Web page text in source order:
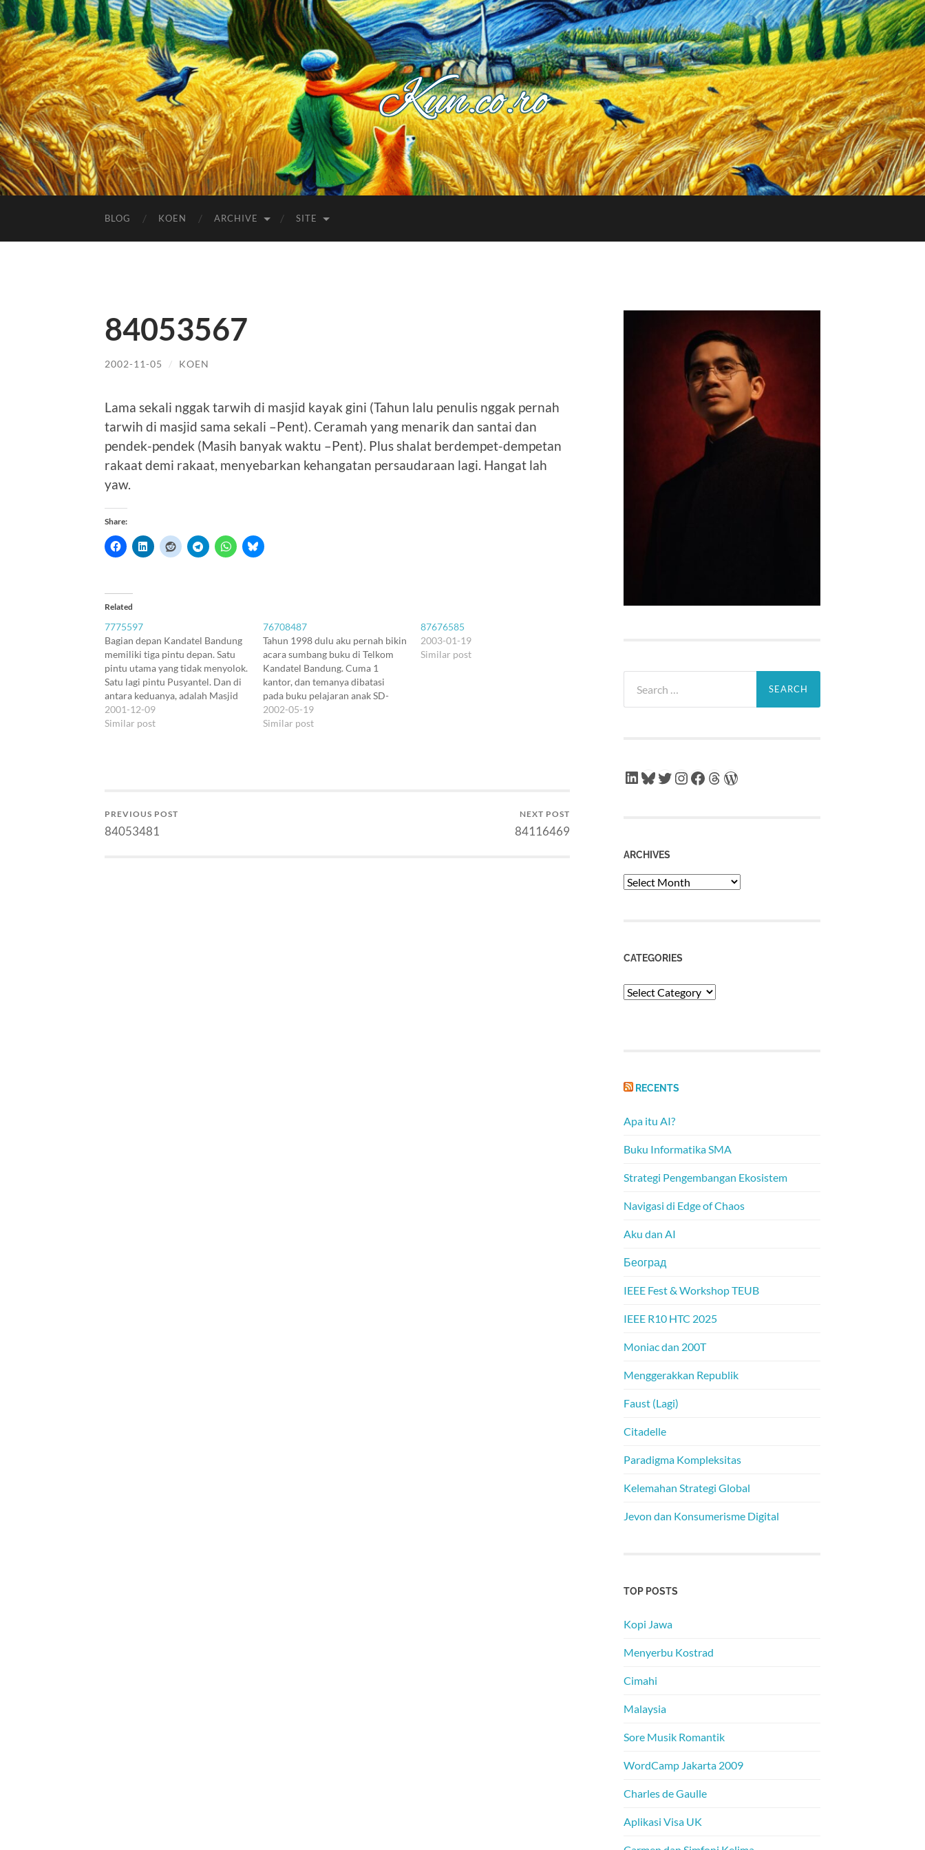
Kuncoro++
BLOG KOEN ARCHIVE SITE
84053567
2002-11-05 / KOEN
Lama sekali nggak tarwih di masjid kayak gini (Tahun lalu penulis nggak pernah
tarwih di masjid sama sekali –Pent). Ceramah yang menarik dan santai dan
pendek-pendek (Masih banyak waktu –Pent). Plus shalat berdempet-dempetan
rakaat demi rakaat, menyebarkan kehangatan persaudaraan lagi. Hangat lah
yaw.
Share:
Related
7775597
Bagian depan Kandatel Bandung
memiliki tiga pintu depan. Satu
pintu utama yang tidak menyolok.
Satu lagi pintu Pusyantel. Dan di
antara keduanya, adalah Masjid
An-Nuur, yang tertanam di
tengah-tengah gedung Kandatel.
2001-12-09
Similar post
76708487
Tahun 1998 dulu aku pernah bikin
acara sumbang buku di Telkom
Kandatel Bandung. Cuma 1
kantor, dan temanya dibatasi
pada buku pelajaran anak SD-
SMP. Tapi hasilnya lumayan
banyak sekali. Kebetulan aja
2002-05-19
Similar post
87676585
2003-01-19
Similar post
PREVIOUS POST
84053481
NEXT POST
84116469
for:
LinkedIn
Bluesky
Twitter
Instagram
Facebook
Threads
WordPress
ARCHIVES
Archives
CATEGORIES
Categories
RECENTS
Apa itu AI?
Buku Informatika SMA
Strategi Pengembangan Ekosistem
Navigasi di Edge of Chaos
Aku dan AI
Београд
IEEE Fest & Workshop TEUB
IEEE R10 HTC 2025
Moniac dan 200T
Menggerakkan Republik
Faust (Lagi)
Citadelle
Paradigma Kompleksitas
Kelemahan Strategi Global
Jevon dan Konsumerisme Digital
TOP POSTS
Kopi Jawa
Menyerbu Kostrad
Cimahi
Malaysia
Sore Musik Romantik
WordCamp Jakarta 2009
Charles de Gaulle
Aplikasi Visa UK